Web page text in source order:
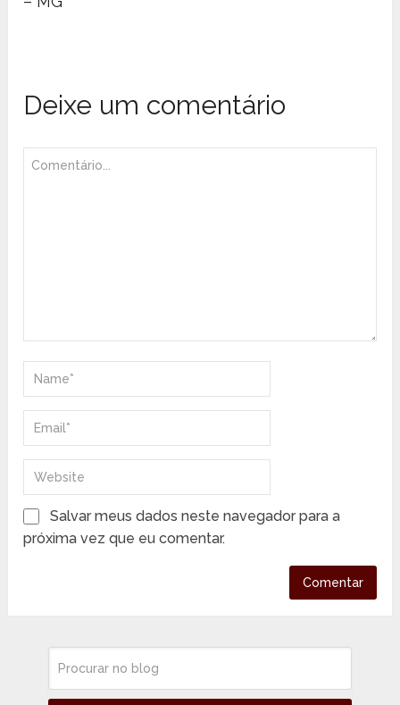
Deixe um comentário
Salvar meus dados neste navegador para a
próxima vez que eu comentar.